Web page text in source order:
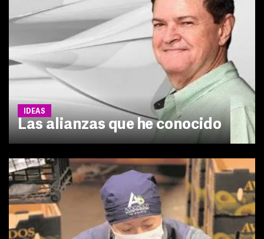
IDEAS
Las alianzas que he conocido